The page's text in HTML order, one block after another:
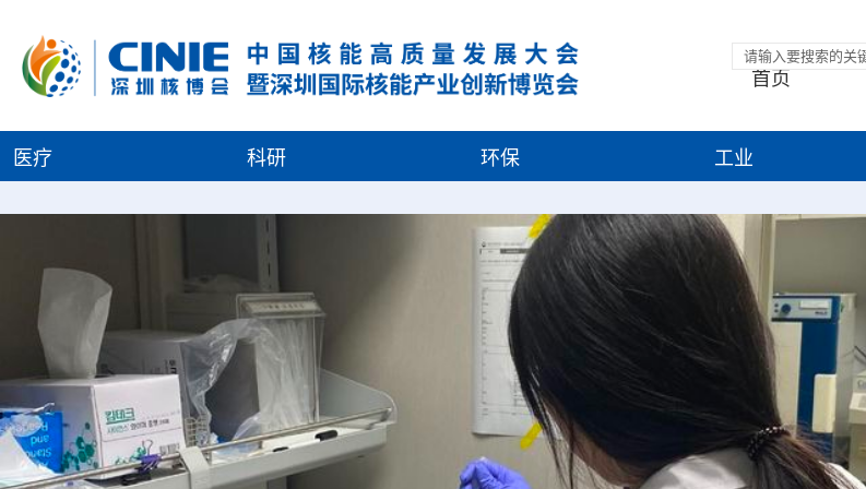
首页
医疗 科研 环保 工业